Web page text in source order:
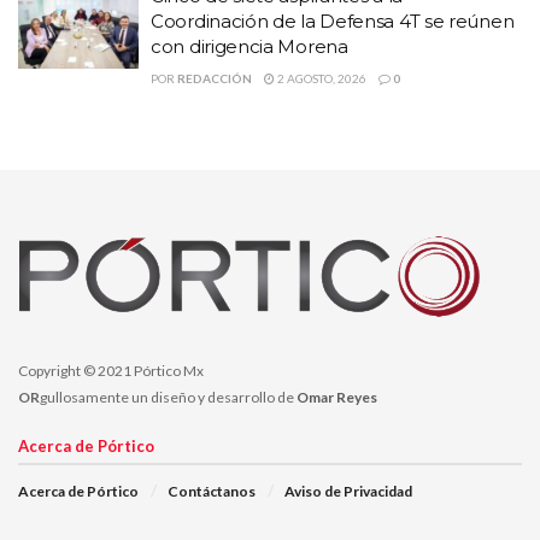
legislativo el nombre del poeta zacatecano Roberto Cabral del
Hoyo, como un reconocimiento a su trabajo literario.
Coordinación de la Defensa 4T se reúnen
con dirigencia Morena
POR REDACCIÓN 2 AGOSTO, 2026 0
Copyright © 2021 Pórtico Mx
ORgullosamente un diseño y desarrollo de Omar Reyes
Acerca de Pórtico
Acerca de Pórtico Contáctanos Aviso de Privacidad